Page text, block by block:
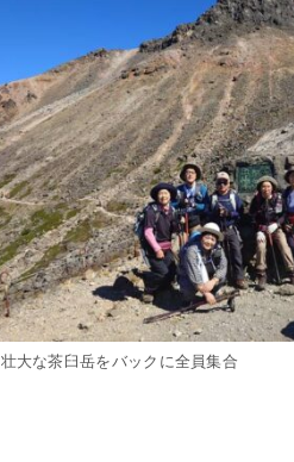
壮大な茶臼岳をバックに全員集合